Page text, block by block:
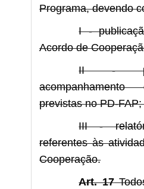
Programa, devendo
I -
Acordo de
II -
previstas no PD-FAP;
III -
referentes às
Cooperação.
Art. 17